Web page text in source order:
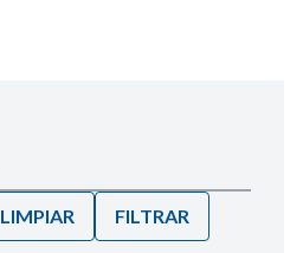
LIMPIAR FILTRAR